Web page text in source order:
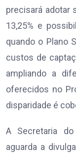
precisará adotar
13,25% e
quando o Plano
custos de
ampliando a
oferecidos no
disparidade é
A Secretaria
aguarda a